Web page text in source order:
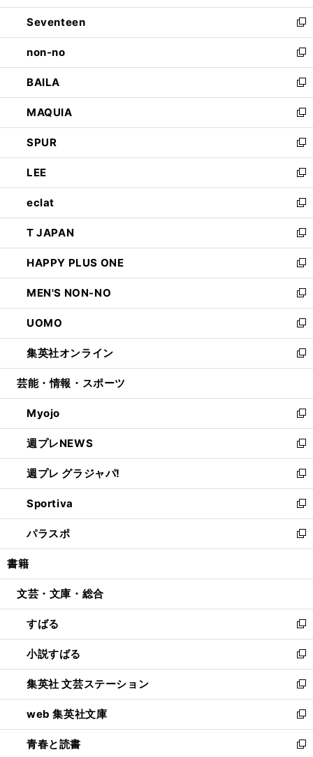
開
く
ウ
で
開
く
ン
ド
ウ
で
開
く
Seventeen
新
し
い
ウ
ィ
ン
ド
ウ
で
開
く
non-no
新
し
い
ウ
ィ
ン
ド
ウ
で
開
く
BAILA
新
し
い
ウ
ィ
ン
ド
ウ
で
開
く
MAQUIA
新
し
い
ウ
ィ
ン
ド
ウ
で
開
く
SPUR
新
し
い
ウ
ィ
ン
ド
ウ
で
開
く
LEE
新
し
い
ウ
ィ
ン
ド
ウ
で
開
く
eclat
新
し
い
ウ
ィ
ン
ド
ウ
で
開
く
T JAPAN
新
し
い
ウ
ィ
ン
ド
ウ
で
開
HAPPY PLUS ONE
新
し
い
ウ
ィ
ン
ド
ウ
開
く
MEN'S NON-NO
新
し
い
ウ
ィ
ン
ウ
で
開
く
UOMO
新
し
い
ウ
ン
ド
ウ
で
開
く
集英社オンライン
新
し
ウ
ィ
ン
ド
ウ
で
開
く
芸能・情報・スポーツ
Myojo
新
し
い
ウ
ィ
ン
ド
ウ
で
開
週プレNEWS
新
し
い
ウ
ィ
ン
ド
ウ
開
週プレ グラジャパ!
新
し
い
ウ
ィ
ン
ウ
開
く
Sportiva
新
し
い
ウ
ン
ウ
で
開
く
パラスポ
新
し
ウ
ン
ド
ウ
で
開
く
書籍
文芸・文庫・総合
すばる
新
し
い
ウ
ィ
ン
ド
ウ
で
小説すばる
新
し
い
ウ
ィ
ン
ド
集英社 文芸ステーション
新
し
い
ウ
ィ
web 集英社文庫
新
し
い
青春と読書
新